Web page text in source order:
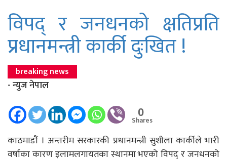
विपद् र जनधनको क्षतिप्रति
प्रधानमन्त्री कार्की दुःखित !
breaking news
- न्युज नेपाल
0
Shares
काठमाडौं । अन्तरीम सरकारकी प्रधानमन्त्री सुशीला कार्कीले भारी
वर्षाका कारण इलामलगायतका स्थानमा भएको विपद् र जनधनको